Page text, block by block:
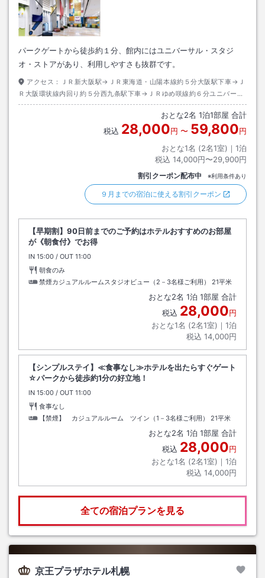
パークゲートから徒歩約１分、館内にはユニバーサル・スタジ
オ・ストアがあり、利用しやすさも抜群です。
アクセス：
ＪＲ新大阪駅→ＪＲ東海道・山陽本線約５分大阪駅下車→Ｊ
Ｒ大阪環状線内回り約５分西九条駅下車→ＪＲゆめ咲線約６分ユニバーサ
ルシティ駅下車→徒歩約２分
おとな2名 1泊1部屋 合計
税込 28,000円 〜 59,800円
おとな1名 (2名1室)｜ 1泊
税込 14,000円〜29,900円
割引クーポン配布中 ※利用条件あり
９月までの宿泊に使える割引クーポン
【早期割】90日前までのご予約はホテルおすすめのお部屋
が《朝食付》でお得
IN チェックイン
15:00 / OUT チェックアウト
11:00
朝食のみ
禁煙カジュアルルームスタジオビュー（2－3名様ご利用）
21平米
おとな2名 1泊 1部屋 合計
税込 28,000円
おとな1名 (2名1室)｜ 1泊
税込 14,000円
【シンプルステイ】≪食事なし≫ホテルを出たらすぐゲート
☆パークから徒歩約1分の好立地！
IN チェックイン
15:00 / OUT チェックアウト
11:00
食事なし
【禁煙】 カジュアルルーム ツイン（1－3名様ご利用）
21平米
おとな2名 1泊 1部屋 合計
税込 28,000円
おとな1名 (2名1室)｜ 1泊
税込 14,000円
全ての宿泊プランを見る
京王プラザホテル札幌